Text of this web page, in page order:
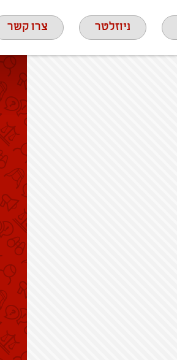
ניוזלטר צרו קשר